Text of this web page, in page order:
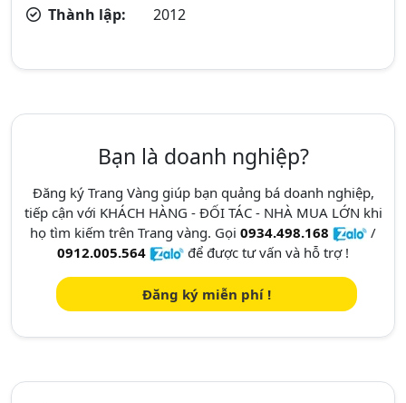
Thành lập:
2012
Bạn là doanh nghiệp?
Đăng ký Trang Vàng giúp bạn quảng bá doanh nghiệp,
tiếp cận với KHÁCH HÀNG - ĐỐI TÁC - NHÀ MUA LỚN khi
họ tìm kiếm trên Trang vàng. Gọi 0934.498.168
/
0912.005.564
để được tư vấn và hỗ trợ !
Đăng ký miễn phí !